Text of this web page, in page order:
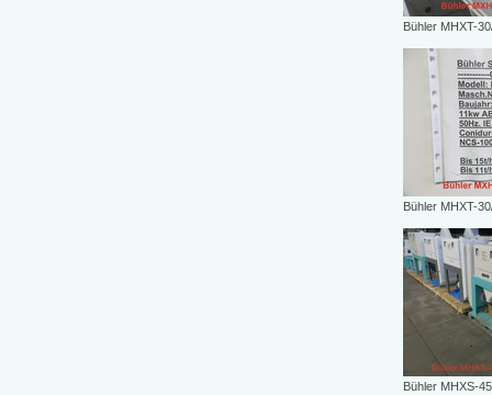
Bühler MHXT-
Bühler MHXT-
Bühler MHXS-